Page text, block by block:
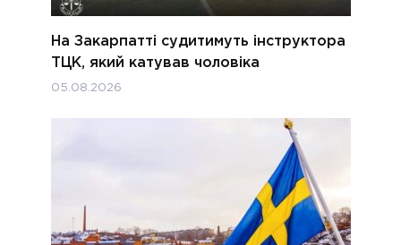
На Закарпатті судитимуть інструктора
ТЦК, який катував чоловіка
05.08.2026